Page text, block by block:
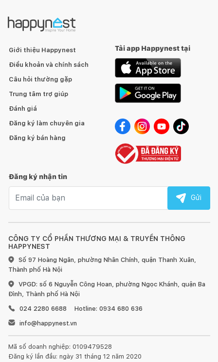
CÔNG TY CỔ PHẦN THƯƠNG MẠI & TRUYỀN THÔNG
HAPPYNEST
Số 97 Hoàng Ngân, phường Nhân Chính, quận Thanh Xuân,
Thành phố Hà Nội
VPGD: số 6 Nguyễn Công Hoan, phường Ngọc Khánh, quận Ba
Đình, Thành phố Hà Nội
024 2280 6688
Hotline: 0934 680 636
info@happynest.vn
Mã số doanh nghiệp: 0109479528
Đăng ký lần đầu: ngày 31 tháng 12 năm 2020
Giới thiệu Happynest
Điều khoản và chính sách
Câu hỏi thường gặp
Trung tâm trợ giúp
Đánh giá
Đăng ký làm chuyên gia
Đăng ký bán hàng
Tải app Happynest tại
Đăng ký nhận tin
Gửi